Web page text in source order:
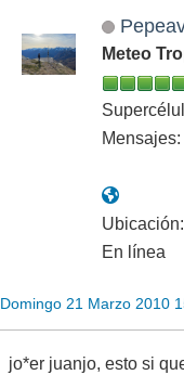
Meteo
En línea
Domingo 21 Marzo 2010
jo*er juanjo, esto si